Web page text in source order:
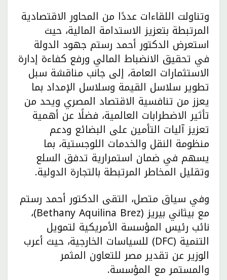
وتناولت اللقاءات عددًا من المحاور الاقتصادية
المرتبطة بتعزيز الاستدامة المالية، حيث
استعرض الدكتور أحمد رستم جهود الدولة
في تحقيق الانضباط المالي ورفع كفاءة إدارة
الاستثمارات العامة، إلى جانب مناقشة سبل
تطوير سلاسل القيمة وسلاسل الإمداد بما
يعزز من تنافسية الاقتصاد المصري ويحد من
تأثير الاضطرابات العالمية، فضلًا عن أهمية
تعزيز آليات التأمين على البضائع ودعم
منظومة النقل والخدمات اللوجستية، بما
يسهم في ضمان استمرارية تدفق السلع
وتقليل المخاطر المرتبطة بالتجارة الدولية.
وفي سياق متصل، التقى الدكتور أحمد رستم
مع بيثاني بيريز (Bethany Aquilina Brez)،
نائب رئيس المؤسسة الأمريكية لتمويل
التنمية (DFC) للسياسات الخارجية، حيث أعرب
الوزير عن تقدير مصر للتعاون المثمر
والمستمر مع المؤسسة.